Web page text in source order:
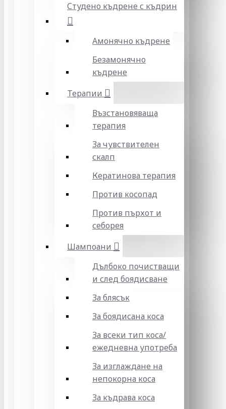
Студено къдрене с къдрин
Амонячно къдрене
Безамонячно
къдрене
Терапии
Възстановяваща
терапия
За чувствителен
скалп
Кератинова терапия
Против косопад
Против пърхот и
себорея
Шампоани
Дълбоко почистващи
и след боядисване
За блясък
За боядисана коса
За всеки тип коса/
ежедневна употреба
За изглаждане на
непокорна коса
За къдрава коса